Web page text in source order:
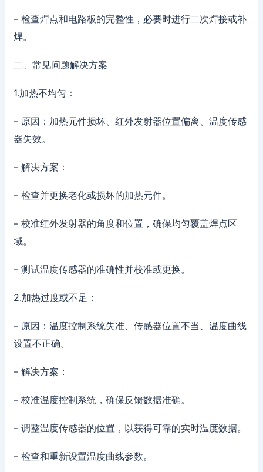
– 检查焊点和电路板的完整性，必要时进行二次焊接或补
焊。
二、常见问题解决方案
1.加热不均匀：
– 原因：加热元件损坏、红外发射器位置偏离、温度传感
器失效。
– 解决方案：
– 检查并更换老化或损坏的加热元件。
– 校准红外发射器的角度和位置，确保均匀覆盖焊点区
域。
– 测试温度传感器的准确性并校准或更换。
2.加热过度或不足：
– 原因：温度控制系统失准、传感器位置不当、温度曲线
设置不正确。
– 解决方案：
– 校准温度控制系统，确保反馈数据准确。
– 调整温度传感器的位置，以获得可靠的实时温度数据。
– 检查和重新设置温度曲线参数。